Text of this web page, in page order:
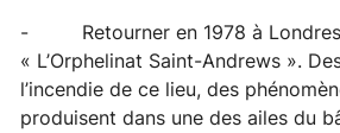
- Retourner en 1978 à Londres
« L’Orphelinat Saint-Andrews ».
l’incendie de ce lieu, des
produisent dans une des ailes du